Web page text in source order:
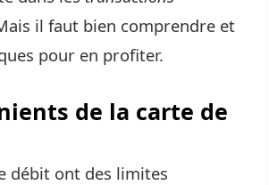
il faut bien comprendre et
pour en profiter.
de la carte de
débit ont des limites